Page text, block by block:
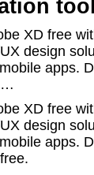
tool
XD free
design
apps.
…
XD free
design
apps.